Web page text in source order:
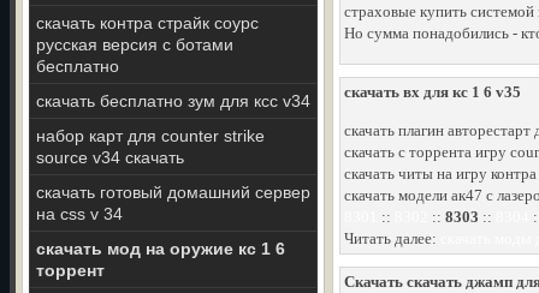
скачать контра страйк соурс
русская версия с ботами
бесплатно
скачать бесплатно зум для ксс v34
набор карт для counter strike
source v34 скачать
скачать готовый домашний сервер
на css v 34
скачать мод на оружие кс 1 6
торрент
страховые купить
Но сумма понадобились -
скачать вх для кс 1 6 v35
скачать плагин авторестарт
скачать с торрента игру
скачать читы на игру
скачать модели ак47 с
:: :: 8303 ::
Читать далее:
Скачать скачать джамп